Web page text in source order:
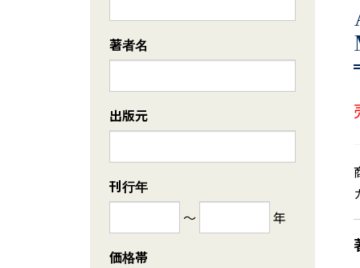
著者名
出版元
刊行年
～
年
価格帯